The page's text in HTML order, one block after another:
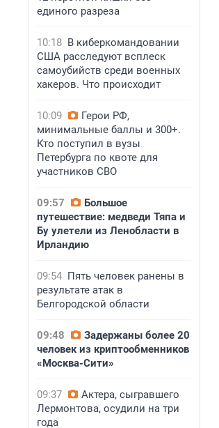
единого разреза
10:18 В киберкомандовании
США расследуют всплеск
самоубийств среди военных
хакеров. Что происходит
10:09
Герои РФ,
минимальные баллы и 300+.
Кто поступил в вузы
Петербурга по квоте для
участников СВО
09:57
Большое
путешествие: медведи Тяпа и
Бу улетели из Ленобласти в
Ирландию
09:54 Пять человек ранены в
результате атак в
Белгородской области
09:48
Задержаны более 20
человек из криптообменников
«Москва-Сити»
09:37
Актера, сыгравшего
Лермонтова, осудили на три
года